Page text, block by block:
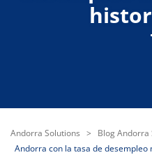
Andorra Solutions > Blog Andorra
Andorra con la tasa de